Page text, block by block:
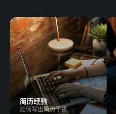
简历经验
如何写出简历干货